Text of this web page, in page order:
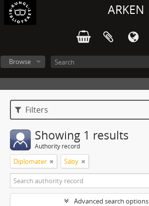
ARKEN
Browse
Filters
Showing 1 results
Authority record
Diplomater Säby
Advanced search options